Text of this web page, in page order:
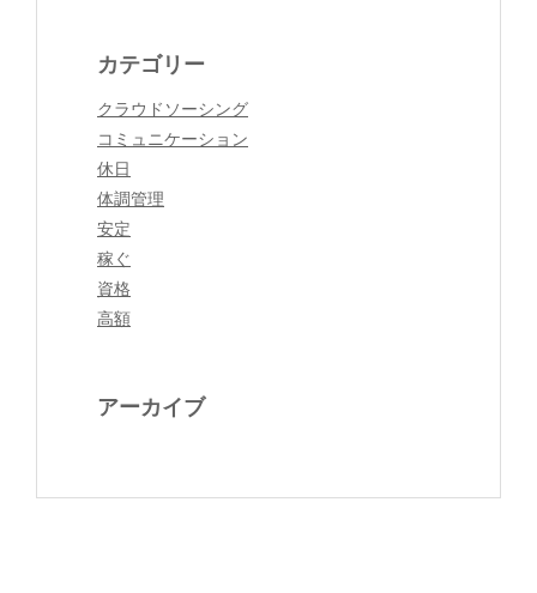
カテゴリー
クラウドソーシング
コミュニケーション
休日
体調管理
安定
稼ぐ
資格
高額
アーカイブ